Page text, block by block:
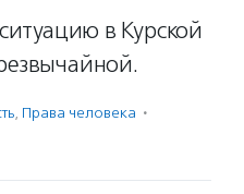
в Курской
, Права человека ·